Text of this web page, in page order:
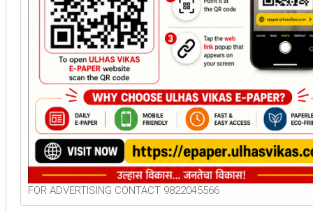
FOR ADVERTISING CONTACT 9822045566